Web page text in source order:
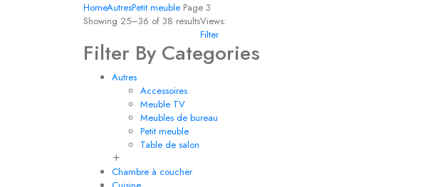
HomeAutresPetit meuble Page 3
Showing 25–36 of 38 resultsViews:
Filter
Filter By Categories
Autres
Accessoires
Meuble TV
Meubles de bureau
Petit meuble
Table de salon
Chambre à coucher